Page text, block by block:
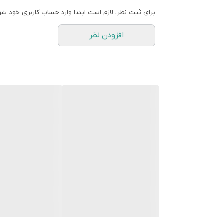
2-شیرآلات ظرفشویی معمولی و دومنظوره
شیرآلات حمام
برای ثبت نظر، لازم است ابتدا وارد حساب کاربری خود
افزودن نظر